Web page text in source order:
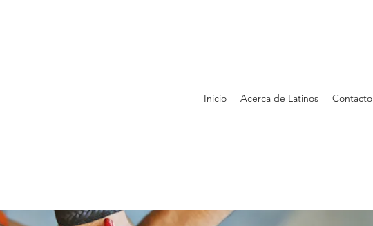
Inicio Acerca de Latinos Contacto